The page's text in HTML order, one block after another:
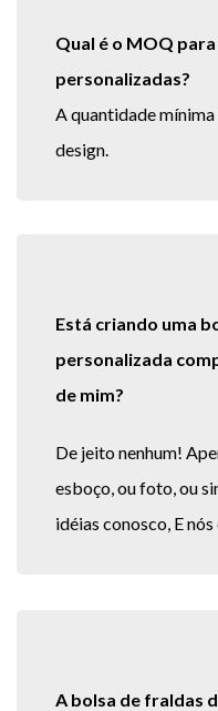
Qual é o MOQ
personalizadas?
A quantidade
design.
Está criando uma
personalizada
de mim?
De jeito nenhum!
esboço, ou foto, ou
idéias conosco, E
A bolsa de fraldas